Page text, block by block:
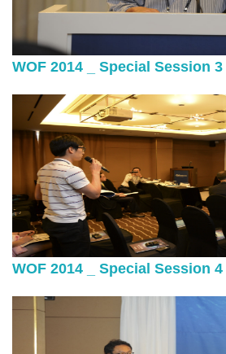
WOF 2014 _ Special Session 3
WOF 2014 _ Special Session 4